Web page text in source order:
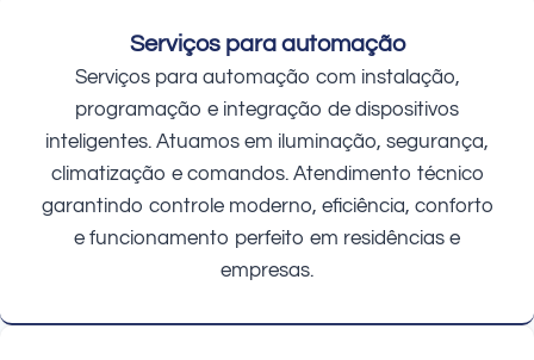
Serviços para automação
Serviços para automação com instalação,
programação e integração de dispositivos
inteligentes. Atuamos em iluminação, segurança,
climatização e comandos. Atendimento técnico
garantindo controle moderno, eficiência, conforto
e funcionamento perfeito em residências e
empresas.